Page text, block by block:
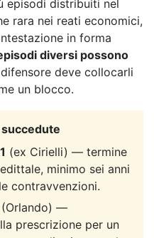
episodi distribuiti nel
rara nei reati economici,
in forma
diversi possono
deve collocarli
un blocco.
(ex Cirielli) — termine
minimo sei anni
contravvenzioni.
(Orlando) —
prescrizione per un